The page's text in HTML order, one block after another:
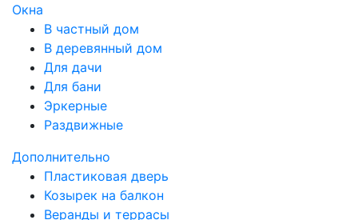
Окна
В частный дом
В деревянный дом
Для дачи
Для бани
Эркерные
Раздвижные
Дополнительно
Пластиковая дверь
Козырек на балкон
Веранды и террасы